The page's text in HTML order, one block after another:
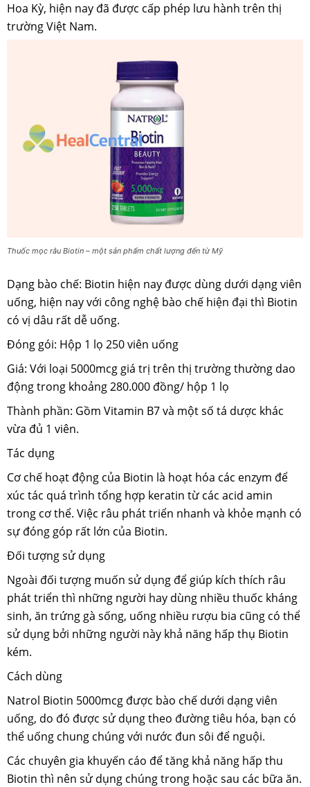
Hoa Kỳ, hiện nay đã được cấp phép lưu hành trên thị
trường Việt Nam.
Thuốc mọc râu Biotin – một sản phẩm chất lượng đến từ Mỹ
Dạng bào chế: Biotin hiện nay được dùng dưới dạng viên
uống, hiện nay với công nghệ bào chế hiện đại thì Biotin
có vị dâu rất dễ uống.
Đóng gói: Hộp 1 lọ 250 viên uống
Giá: Với loại 5000mcg giá trị trên thị trường thường dao
động trong khoảng 280.000 đồng/ hộp 1 lọ
Thành phần: Gồm Vitamin B7 và một số tá dược khác
vừa đủ 1 viên.
Tác dụng
Cơ chế hoạt động của Biotin là hoạt hóa các enzym để
xúc tác quá trình tổng hợp keratin từ các acid amin
trong cơ thể. Việc râu phát triển nhanh và khỏe mạnh có
sự đóng góp rất lớn của Biotin.
Đối tượng sử dụng
Ngoài đối tượng muốn sử dụng để giúp kích thích râu
phát triển thì những người hay dùng nhiều thuốc kháng
sinh, ăn trứng gà sống, uống nhiều rượu bia cũng có thể
sử dụng bởi những người này khả năng hấp thụ Biotin
kém.
Cách dùng
Natrol Biotin 5000mcg được bào chế dưới dạng viên
uống, do đó được sử dụng theo đường tiêu hóa, bạn có
thể uống chung chúng với nước đun sôi để nguội.
Các chuyên gia khuyến cáo để tăng khả năng hấp thu
Biotin thì nên sử dụng chúng trong hoặc sau các bữa ăn.